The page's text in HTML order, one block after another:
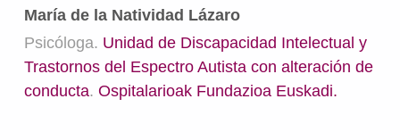
María de la Natividad Lázaro
Psicóloga. Unidad de Discapacidad Intelectual y
Trastornos del Espectro Autista con alteración de
conducta. Ospitalarioak Fundazioa Euskadi.